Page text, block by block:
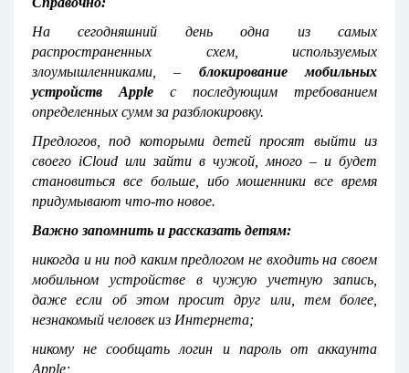
На сегодняшний день одна из самых
распространенных схем, используемых
злоумышленниками, – блокирование мобильных
устройств Apple
с последующим требованием
определенных сумм за разблокировку.
Предлогов, под которыми детей просят выйти из
своего iCloud или зайти в чужой, много – и будет
становиться все больше, ибо мошенники все время
придумывают что-то новое.
Важно запомнить и рассказать детям:
никогда и ни под каким предлогом не входить на своем
мобильном устройстве в чужую учетную запись,
даже если об этом просит друг или, тем более,
незнакомый человек из Интернета;
никому не сообщать логин и пароль от аккаунта
Apple;